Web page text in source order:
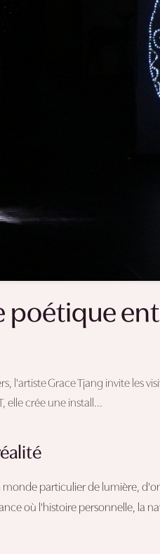
poétique
l'artiste Grace Tjang invite les
elle crée une install...
monde particulier de lumière,
où l'histoire personnelle, la